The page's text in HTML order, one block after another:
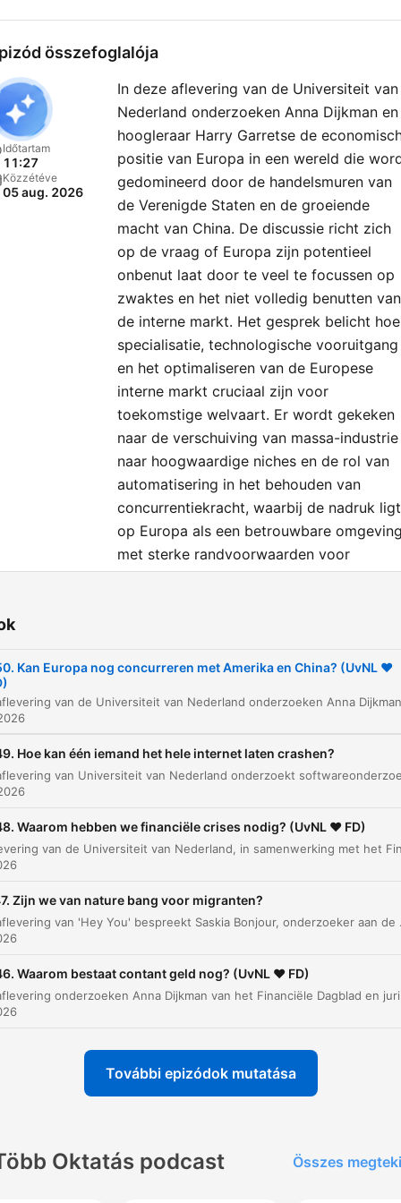
összefoglalója
Időtartam
11:27
Közzétéve
05 aug. 2026
In deze aflevering van de Universiteit van
Nederland onderzoeken Anna Dijkman en
hoogleraar Harry Garretse de
positie van Europa in een wereld die
gedomineerd door de handelsmuren van
de Verenigde Staten en de groeiende
macht van China. De discussie richt zich
op de vraag of Europa zijn potentieel
onbenut laat door te veel te focussen op
zwaktes en het niet volledig benutten van
de interne markt. Het gesprek belicht hoe
specialisatie, technologische vooruitgang
en het optimaliseren van de Europese
interne markt cruciaal zijn voor
toekomstige welvaart. Er wordt gekeken
naar de verschuiving van massa-industrie
naar hoogwaardige niches en de rol van
automatisering in het behouden van
concurrentiekracht, waarbij de nadruk ligt
op Europa als een betrouwbare omgeving
met sterke randvoorwaarden voor
00:00:05
De veranderende wereldmarkt en de positie van
00:01:28
00:02:42 Diversiteit in Europese economische structuren
00:03:28
Obstakels voor grensoverschrijdende handel en
arbeid
00:06:55
Specialisatie en nichemarkten als
00:07:39 De rol van technologie en automatisering
00:08:38 Aanpassingsvermogen voor de toekomst
randvoorwaarden
Kattints egy fejezetre, hogy közvetlenül ahhoz a pillanathoz ugorj
Er staan haaks op het idee van een interne markt...
Kan Europa nog concurreren met Amerika en China? (UvNL ❤️
Hoe kan één iemand het hele internet laten crashen?
Waarom hebben we financiële crises nodig? (UvNL ❤️ FD)
Zijn we van nature bang voor migranten?
In deze aflevering van 'Hey You' bespreekt Saskia Bonjour, onderzoeker
Waarom bestaat contant geld nog? (UvNL ❤️ FD)
További epizódok mutatása
Oktatás podcast Összes